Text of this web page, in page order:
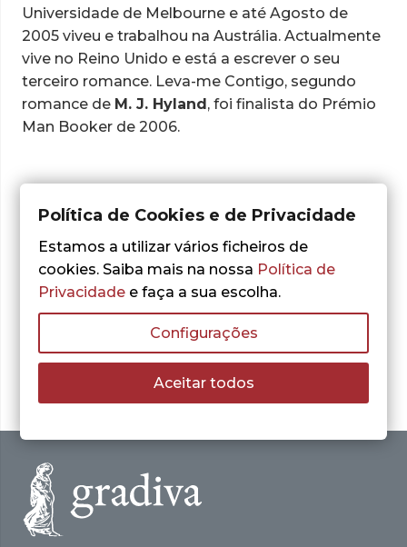
Universidade de Melbourne e até Agosto de
2005 viveu e trabalhou na Austrália. Actualmente
vive no Reino Unido e está a escrever o seu
terceiro romance. Leva-me Contigo, segundo
romance de M. J. Hyland, foi finalista do Prémio
Man Booker de 2006.
Obras do autor:
Nenhum resultado encontrado.
Política de Cookies e de Privacidade
Estamos a utilizar vários ficheiros de
cookies. Saiba mais na nossa Política de
Privacidade e faça a sua escolha.
Configurações
Aceitar todos